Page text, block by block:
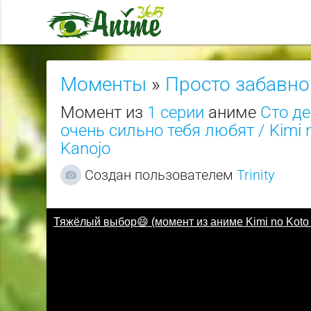
Моменты » Просто забавно
Момент из 1 серии аниме Сто
очень сильно тебя любят / Kimi
Kanojo
Создан пользователемTrinity